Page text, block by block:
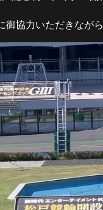
御協力いただきなが